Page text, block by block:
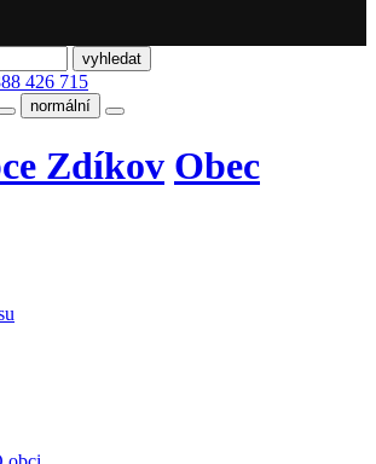
426 715
normální
Obec